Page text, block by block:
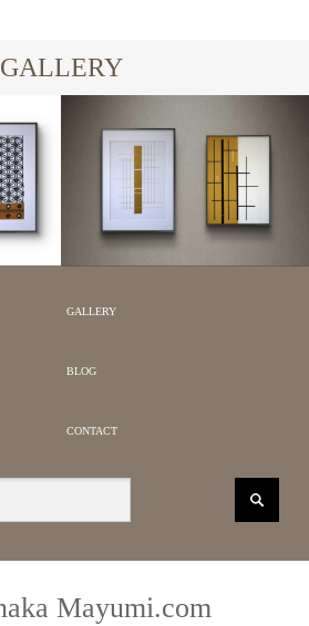
GALLERY
SILENT GEOMETRY 公募
MODERN
GALLERY
BLOG
CONTACT
Mayumi.com